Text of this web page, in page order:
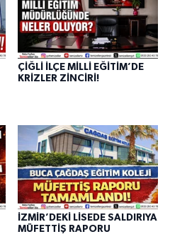
ÇİĞLİ İLÇE MİLLİ EĞİTİM’DE
KRİZLER ZİNCİRİ!
İZMİR’DEKİ LİSEDE SALDIRIYA
MÜFETTİŞ RAPORU